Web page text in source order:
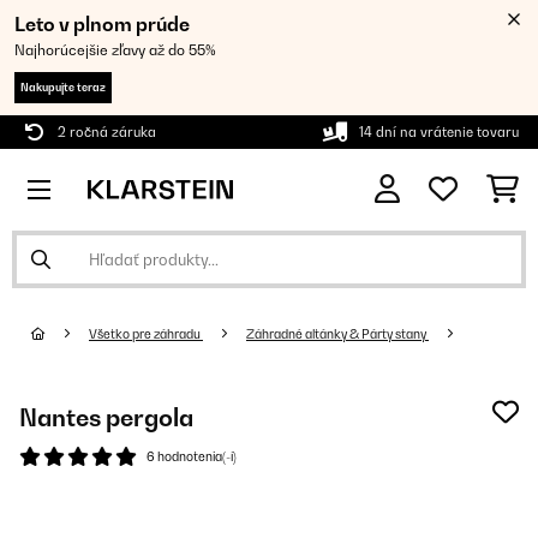
Leto v plnom prúde
Najhorúcejšie zľavy až do 55%
Nakupujte teraz
2 ročná záruka 14 dní na vrátenie tovaru
Všetko pre záhradu Záhradné altánky & Párty stany
Nantes pergola
6 hodnotenia(-í)